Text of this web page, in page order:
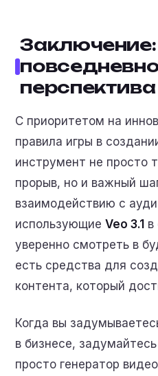
Заключение:
перспектива
С приоритетом на
правила игры в
инструмент не просто
прорыв, но и важный
взаимодействию с
использующиеVeo 3.1 в
уверенно смотреть в
есть средства для
контента, который
Когда вы
в бизнесе,
просто генератор